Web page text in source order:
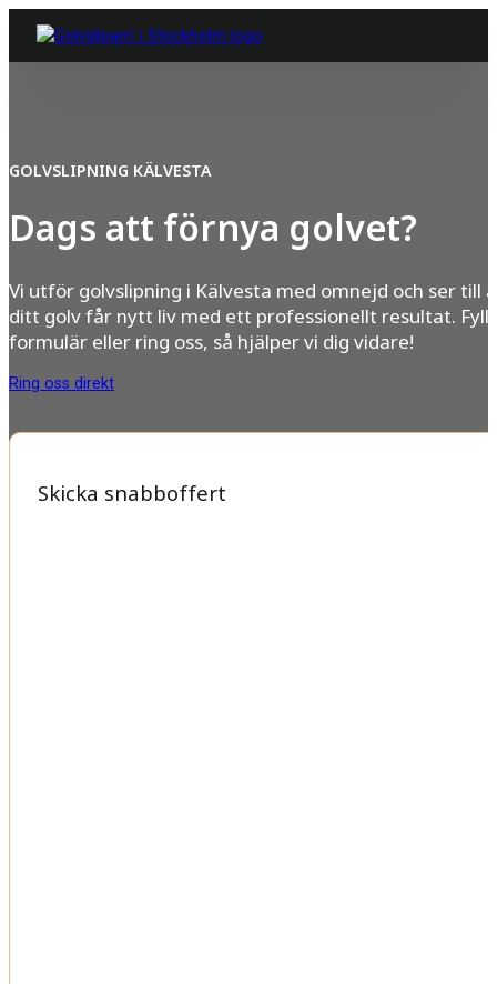
GOLVSLIPNING KÄLVESTA
Dags att förnya golvet?
Vi utför golvslipning i Kälvesta med omnejd och ser till
ditt golv får nytt liv med ett professionellt resultat. Fyll
formulär eller ring oss, så hjälper vi dig vidare!
Ring oss direkt
Skicka snabboffert